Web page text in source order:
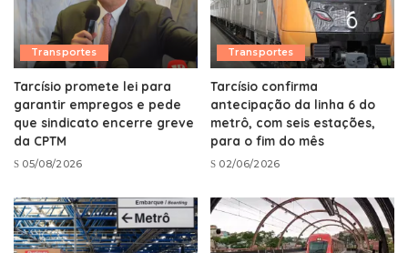
Transportes
Tarcísio promete lei para
garantir empregos e pede
que sindicato encerre greve
da CPTM
05/08/2026
Transportes
Tarcísio confirma
antecipação da linha 6 do
metrô, com seis estações,
para o fim do mês
02/06/2026